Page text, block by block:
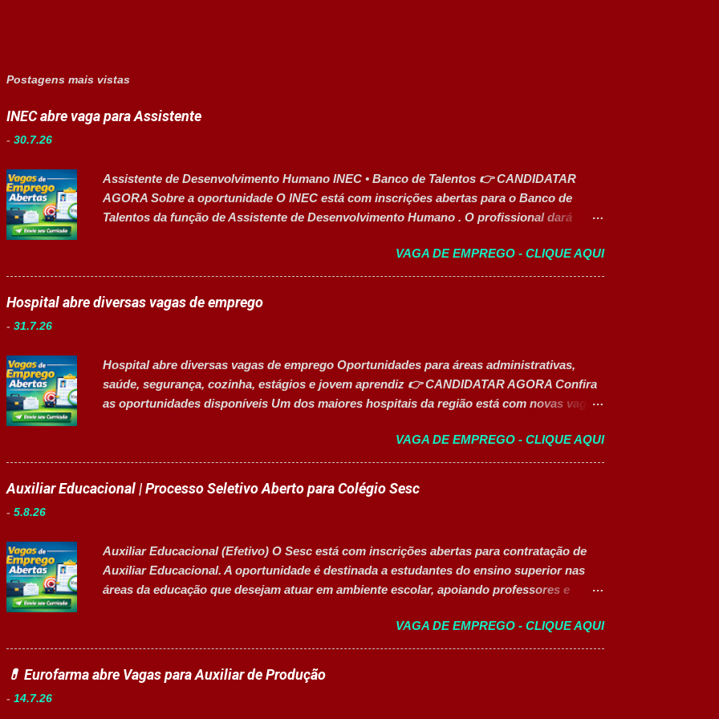
Postagens mais vistas
INEC abre vaga para Assistente
- 30.7.26
Assistente de Desenvolvimento Humano INEC • Banco de Talentos 👉 CANDIDATAR
AGORA Sobre a oportunidade O INEC está com inscrições abertas para o Banco de
Talentos da função de Assistente de Desenvolvimento Humano . O profissional dará
pessoal e atendimento aos colaboradores. A oportunidade é ideal para profissionais
organizados, comunicativos e que desejam desenvolver carreira na área de Gestão de
Pessoas. Salário R$ 2.236,38 Principais atividades Apoiar os processos de recrutamento
e seleção. Realizar atendimento aos colaboradores. Dar suporte às rotinas de
atividades administrativas da área. Requisitos 18 anos completos. Ensino médio
completo ...
VAGA DE EMPREGO - CLIQUE AQUI
Hospital abre diversas vagas de emprego
- 31.7.26
Hospital abre diversas vagas de emprego Oportunidades para áreas administrativas,
saúde, segurança, cozinha, estágios e jovem aprendiz 👉 CANDIDATAR AGORA Confira
as oportunidades disponíveis Um dos maiores hospitais da região está com novas vagas
profissionais de diversos níveis de escolaridade, além de vagas para estágio, jovem
aprendiz e pessoas com deficiência (PcD). As vagas oferecem oportunidades de
desenvolvimento profissional em um ambiente hospitalar estruturado, com atuação em
áreas administrativas, assistenciais, operacionais e de apoio. Vagas abertas Auxiliar de
Aprendiz Arquivista (Exclusiva PcD) Terapeuta Ocupacional Atendente de Copa
Estagiário Técnico ...
VAGA DE EMPREGO - CLIQUE AQUI
Auxiliar Educacional | Processo Seletivo Aberto para Colégio Sesc
- 5.8.26
Auxiliar Educacional (Efetivo) O Sesc está com inscrições abertas para contratação de
Auxiliar Educacional. A oportunidade é destinada a estudantes do ensino superior nas
áreas da educação que desejam atuar em ambiente escolar, apoiando professores e
Empresa: Sesc Tipo de contratação: Efetivo (CLT) Modelo de trabalho: Presencial
Inscrições até: 11 de agosto de 2026 Vaga inclusiva para Pessoas com Deficiência (PcD).
Principais atividades Apoiar professores durante atividades pedagógicas. Auxiliar
estudantes em projetos educacionais. Dar suporte em atividades recreativas e lúdicas.
VAGA DE EMPREGO - CLIQUE AQUI
💊 Eurofarma abre Vagas para Auxiliar de Produção
- 14.7.26